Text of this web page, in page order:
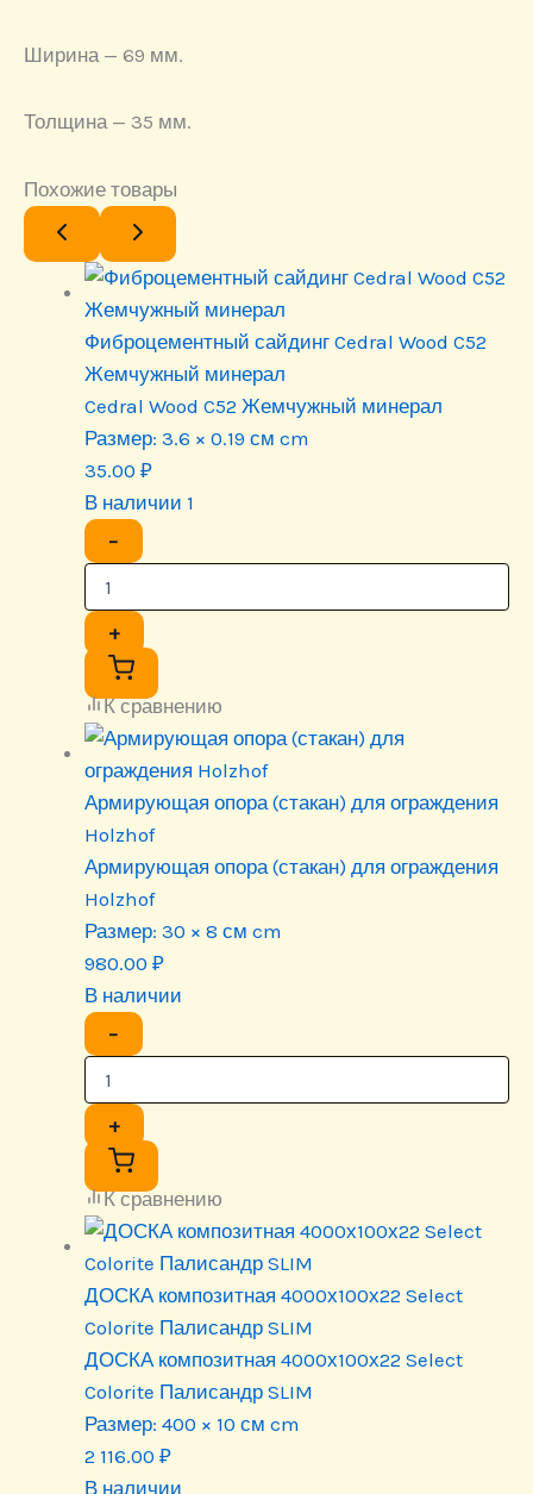
Ширина — 69 мм.
Толщина — 35 мм.
Похожие товары
Фиброцементный сайдинг Cedral Wood C52
Жемчужный минерал
Cedral Wood C52 Жемчужный минерал
Размер: 3.6 × 0.19 см cm
35.00 ₽
В наличии 1
−
+
К сравнению
Армирующая опора (стакан) для ограждения
Holzhof
Армирующая опора (стакан) для ограждения
Holzhof
Размер: 30 × 8 см cm
980.00 ₽
В наличии
−
+
К сравнению
ДОСКА композитная 4000х100х22 Select
Colorite Палисандр SLIM
ДОСКА композитная 4000х100х22 Select
Colorite Палисандр SLIM
Размер: 400 × 10 см cm
2 116.00 ₽
В наличии